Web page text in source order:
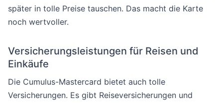
später in tolle Preise tauschen. Das macht die Karte
noch wertvoller.
Versicherungsleistungen für Reisen und
Einkäufe
Die Cumulus-Mastercard bietet auch tolle
Versicherungen. Es gibt Reiseversicherungen und